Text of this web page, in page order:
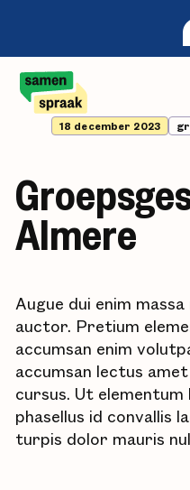
18 december 2023
Almere
Augue dui enim
auctor. Pretium
accumsan enim
accumsan lectus
cursus. Ut
phasellus id convallis
turpis dolor mauris